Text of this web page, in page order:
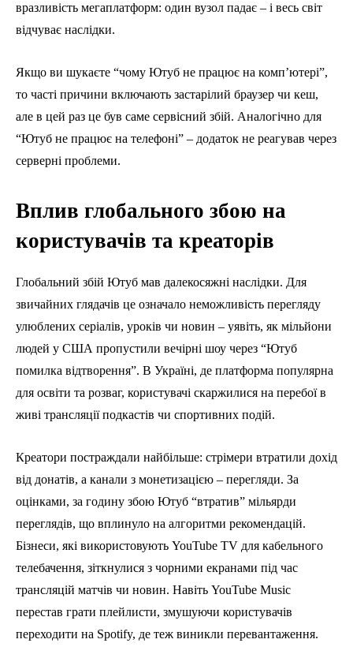
вразливість мегаплатформ: один вузол падає – і весь світ
відчуває наслідки.
Якщо ви шукаєте “чому Ютуб не працює на комп’ютері”,
то часті причини включають застарілий браузер чи кеш,
але в цей раз це був саме сервісний збій. Аналогічно для
“Ютуб не працює на телефоні” – додаток не реагував через
серверні проблеми.
Вплив глобального збою на
користувачів та креаторів
Глобальний збій Ютуб мав далекосяжні наслідки. Для
звичайних глядачів це означало неможливість перегляду
улюблених серіалів, уроків чи новин – уявіть, як мільйони
людей у США пропустили вечірні шоу через “Ютуб
помилка відтворення”. В Україні, де платформа популярна
для освіти та розваг, користувачі скаржилися на перебої в
живі трансляції подкастів чи спортивних подій.
Креатори постраждали найбільше: стрімери втратили дохід
від донатів, а канали з монетизацією – перегляди. За
оцінками, за годину збою Ютуб “втратив” мільярди
переглядів, що вплинуло на алгоритми рекомендацій.
Бізнеси, які використовують YouTube TV для кабельного
телебачення, зіткнулися з чорними екранами під час
трансляцій матчів чи новин. Навіть YouTube Music
перестав грати плейлисти, змушуючи користувачів
переходити на Spotify, де теж виникли перевантаження.